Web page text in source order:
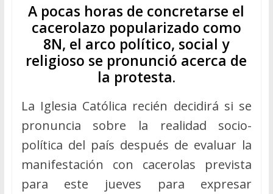
A pocas horas de concretarse el
cacerolazo popularizado como
8N, el arco político, social y
religioso se pronunció acerca de
la protesta.
La Iglesia Católica recién decidirá si se
pronuncia sobre la realidad socio-
política del país después de evaluar la
manifestación con cacerolas prevista
para este jueves para expresar